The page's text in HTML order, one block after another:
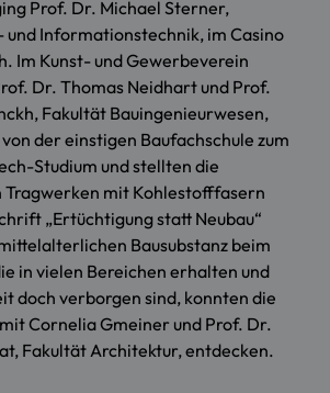
Prof. Dr. Michael Sterner,
und Informationstechnik, im Casino
Im Kunst- und Gewerbeverein
Dr. Thomas Neidhart und Prof.
Fakultät Bauingenieurwesen,
der einstigen Baufachschule zum
Studium und stellten die
Tragwerken mit Kohlestofffasern
„Ertüchtigung statt Neubau“
Bausubstanz beim
in vielen Bereichen erhalten und
doch verborgen sind, konnten die
Cornelia Gmeiner und Prof. Dr.
Fakultät Architektur, entdecken.